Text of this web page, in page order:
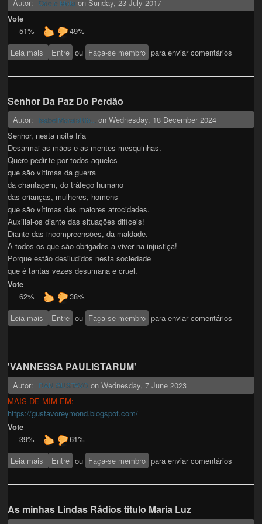
Autor: Odete Mota on Sunday, 23 July 2017
Vote
51%
49%
Leia mais sobre DeSMARTizando
Entre ou Faça-se membro para enviar comentários
Senhor Da Paz Do Perdão
Autor: IsabelMoraisRib... onWednesday, 18 December 2024
Senhor, nesta noite fria
Desarmai as mãos e as mentes mesquinhas.
Quero pedir-te por todos aqueles
que são vítimas da guerra
da chantagem, do tráfego humano
das crianças, mulheres, homens
que são vítimas das maiores atrocidades.
Auxiliai-os diante das situações difíceis!
Diante das incompreensões, da maldade.
A todos os que são obrigados a viver na injustiça!
Porque estão desiludidos nesta sociedade
que é tantas vezes desumana e cruel.
Vote
62%
38%
Leia mais sobre Senhor Da Paz Do Perdão
Entre ou Faça-se membro para enviar comentários
'VANNESSA PAULISTARUM'
Autor: DAN GUSTAVO onWednesday, 7 June 2023
MAIS DE MIM EM:
https://gustavoreymond.blogspot.com/
Vote
39%
61%
Leia mais sobre 'VANNESSA PAULISTARUM'
Entre ou Faça-se membro para enviar comentários
As minhas Lindas Rádios titulo Maria Luz